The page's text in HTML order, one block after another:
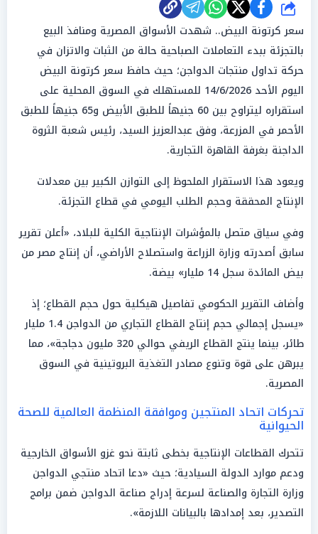
شارك
سعر كرتونة البيض.. شهدت الأسواق المصرية ومنافذ البيع
بالتجزئة ببدء التعاملات الصباحية حالة من الثبات والاتزان في
حركة تداول منتجات الدواجن؛ حيث حافظ سعر كرتونة البيض
اليوم الأحد 14/6/2026 للمستهلك في السوق المحلية على
استقراره ليتراوح بين 60 جنيهاً للطبق الأبيض و65 جنيهاً للطبق
الأحمر في المزرعة، وفق عبدالعزيز السيد، رئيس شعبة الثروة
الداجنة بغرفة القاهرة التجارية.
ويعود هذا الاستقرار الملحوظ إلى التوازن الكبير بين معدلات
الإنتاج المحققة وحجم الطلب اليومي في قطاع التجزئة.
وفي سياق متصل بالمؤشرات الإنتاجية الكلية للبلاد، «أعلن تقرير
سابق أصدرته وزارة الزراعة واستصلاح الأراضي، أن إنتاج مصر من
بيض المائدة سجل 14 مليار» بيضة.
وأضاف التقرير الحكومي تفاصيل هيكلية حول حجم القطاع؛ إذ
«يسجل إجمالي حجم إنتاج القطاع التجاري من الدواجن 1.4 مليار
طائر، بينما ينتج القطاع الريفي حوالي 320 مليون دجاجة»، مما
يبرهن على قوة وتنوع مصادر التغذية البروتينية في السوق
المصرية.
تحركات اتحاد المنتجين وموافقة المنظمة العالمية للصحة
الحيوانية
تتحرك القطاعات الإنتاجية بخطى ثابتة نحو غزو الأسواق الخارجية
ودعم موارد الدولة السيادية؛ حيث «دعا اتحاد منتجي الدواجن
وزارة التجارة والصناعة لسرعة إدراج صناعة الدواجن ضمن برامج
التصدير، بعد إمدادها بالبيانات اللازمة».